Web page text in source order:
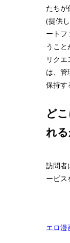
たちが
(提供
ートフ
うこと
リク
は、管
保持す
ど
れ
訪問者
ービス
エロ漫